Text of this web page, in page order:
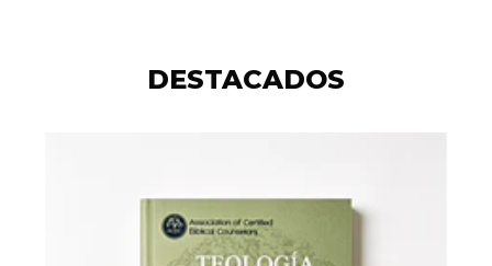
DESTACADOS